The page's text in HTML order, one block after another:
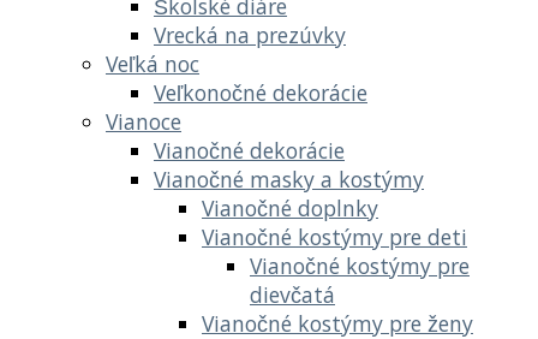
Vrecká na prezúvky
Veľká noc
Veľkonočné dekorácie
Vianoce
Vianočné dekorácie
Vianočné masky a kostýmy
Vianočné doplnky
Vianočné kostýmy pre deti
Vianočné kostýmy pre
dievčatá
Vianočné kostýmy pre ženy